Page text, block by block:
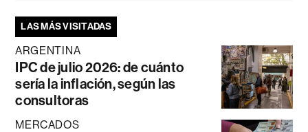
LAS MÁS VISITADAS
ARGENTINA
IPC de julio 2026: de cuánto
sería la inflación, según las
consultoras
MERCADOS